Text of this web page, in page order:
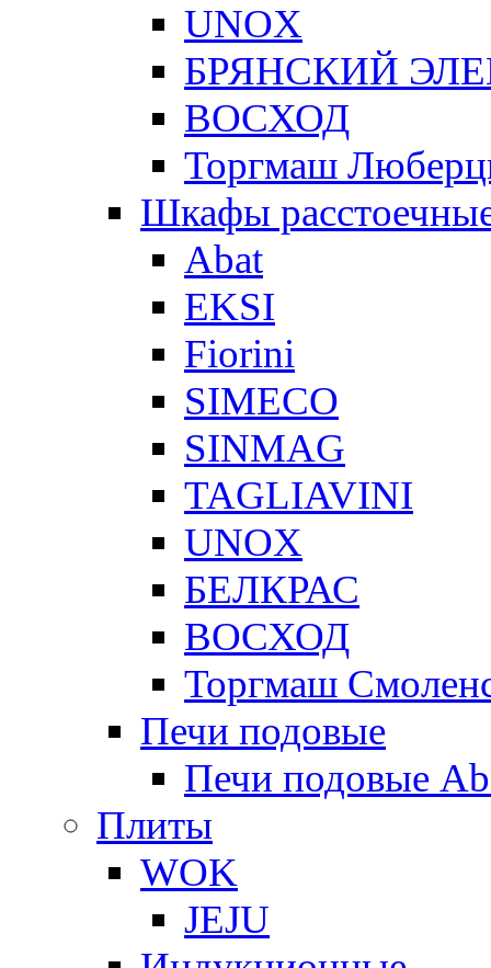
UNOX
БРЯНСКИЙ
ВОСХОД
Торгмаш
Шкафы
Abat
EKSI
Fiorini
SIMECO
SINMAG
TAGLIAVINI
UNOX
БЕЛКРАС
ВОСХОД
Торгмаш
Печи подовые
Печи подовые
Плиты
WOK
JEJU